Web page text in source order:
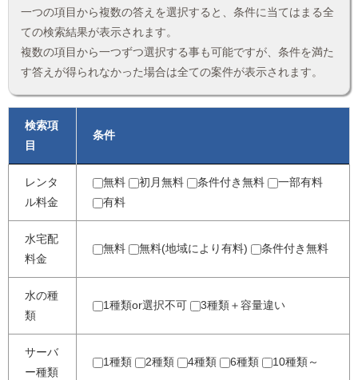
一つの項目から複数の答えを選択すると、条件に当てはまる全
ての検索結果が表示されます。
複数の項目から一つずつ選択する事も可能ですが、条件を満た
す答えが得られなかった場合は全ての案件が表示されます。
検索項
目
条件
レンタ
ル料金
無料 初月無料 条件付き無料
一部有料
有料
水宅配
料金
無料 無料(地域により有料) 条件付き無料
水の種
類
1種類or選択不可 3種類＋容量違い
サーバ
ー種類
1種類 2種類 4種類 6種類 10種類～